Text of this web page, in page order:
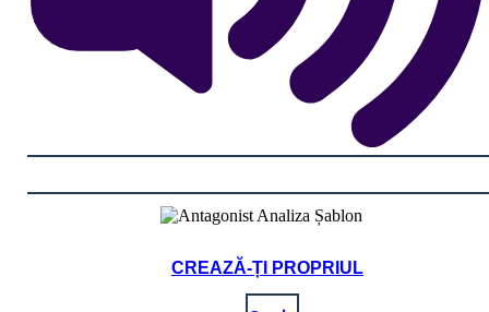
CREAZĂ-ȚI PROPRIUL